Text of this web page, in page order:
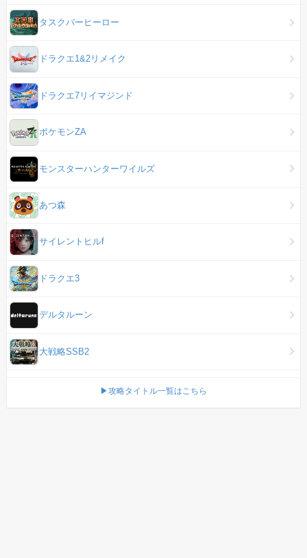
タスクバーヒーロー
ドラクエ1&2リメイク
ドラクエ7リイマジンド
ポケモンZA
モンスターハンターワイルズ
あつ森
サイレントヒルf
ドラクエ3
デルタルーン
大戦略SSB2
▶攻略タイトル一覧はこちら